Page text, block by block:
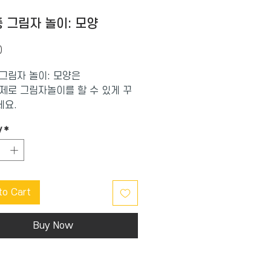
그림자 놀이: 모양
Price
림자 놀이: 모양은
로 그림자놀이를 할 수 있게 꾸
요.
장난감을 착용하면 생동감 넘치
놀이를 할 수 있어요.
통해 모양의 특성을 익히고 그림
를 배울 수 있어 일석이조랍니
*
Cart
Buy Now